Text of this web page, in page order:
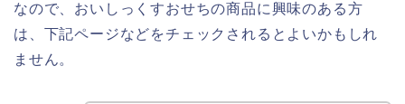
なので、おいしっくすおせちの商品に興味のある方
は、下記ページなどをチェックされるとよいかもしれ
ません。